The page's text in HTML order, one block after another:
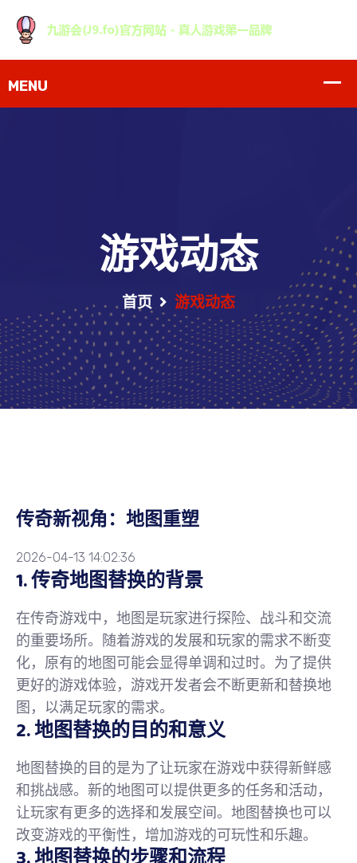
游戏动态
首页 游戏动态
传奇新视角：地图重塑
2026-04-13 14:02:36
1. 传奇地图替换的背景
在传奇游戏中，地图是玩家进行探险、战斗和交流
的重要场所。随着游戏的发展和玩家的需求不断变
化，原有的地图可能会显得单调和过时。为了提供
更好的游戏体验，游戏开发者会不断更新和替换地
图，以满足玩家的需求。
2. 地图替换的目的和意义
地图替换的目的是为了让玩家在游戏中获得新鲜感
和挑战感。新的地图可以提供更多的任务和活动，
让玩家有更多的选择和发展空间。地图替换也可以
改变游戏的平衡性，增加游戏的可玩性和乐趣。